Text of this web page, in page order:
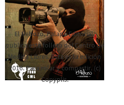
El Rebozo, Palapa Editorial,
publica este folleto del Centro de
Medios Libres. Esta es la edición
2016. Para rolar y compartir. (c)
Copyplis.